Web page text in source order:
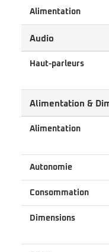
Alimentation
Audio
Haut-parleurs
Alimentation &
Alimentation
Autonomie
Consommation
Dimensions